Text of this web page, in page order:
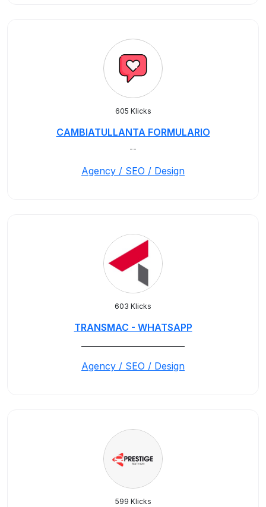
605 Klicks
CAMBIATULLANTA FORMULARIO
--
Agency / SEO / Design
603 Klicks
TRANSMAC - WHATSAPP
Agency / SEO / Design
599 Klicks